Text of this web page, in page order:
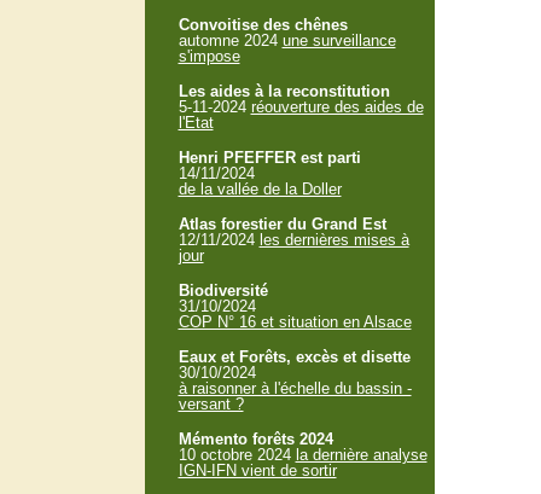
Convoitise des chênes
automne 2024 une surveillance
s'impose
Les aides à la reconstitution
5-11-2024 réouverture des aides de
l'Etat
Henri PFEFFER est parti
14/11/2024
de la vallée de la Doller
Atlas forestier du Grand Est
12/11/2024 les dernières mises à
jour
Biodiversité
31/10/2024
COP N° 16 et situation en Alsace
Eaux et Forêts, excès et disette
30/10/2024
à raisonner à l'échelle du bassin -
versant ?
Mémento forêts 2024
10 octobre 2024 la dernière analyse
IGN-IFN vient de sortir